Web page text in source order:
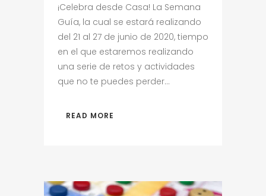
¡Celebra desde Casa! La Semana
Guía, la cual se estará realizando
del 21 al 27 de junio de 2020, tiempo
en el que estaremos realizando
una serie de retos y actividades
que no te puedes perder...
READ MORE